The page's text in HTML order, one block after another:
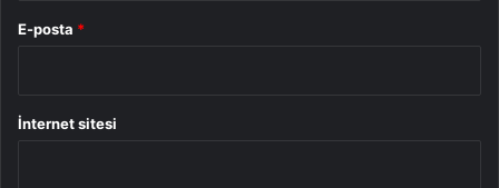
E-posta *
İnternet sitesi